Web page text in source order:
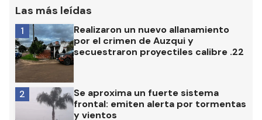
Las más leídas
Realizaron un nuevo allanamiento
por el crimen de Auzqui y
secuestraron proyectiles calibre .22
1
Se aproxima un fuerte sistema
frontal: emiten alerta por tormentas
y vientos
2